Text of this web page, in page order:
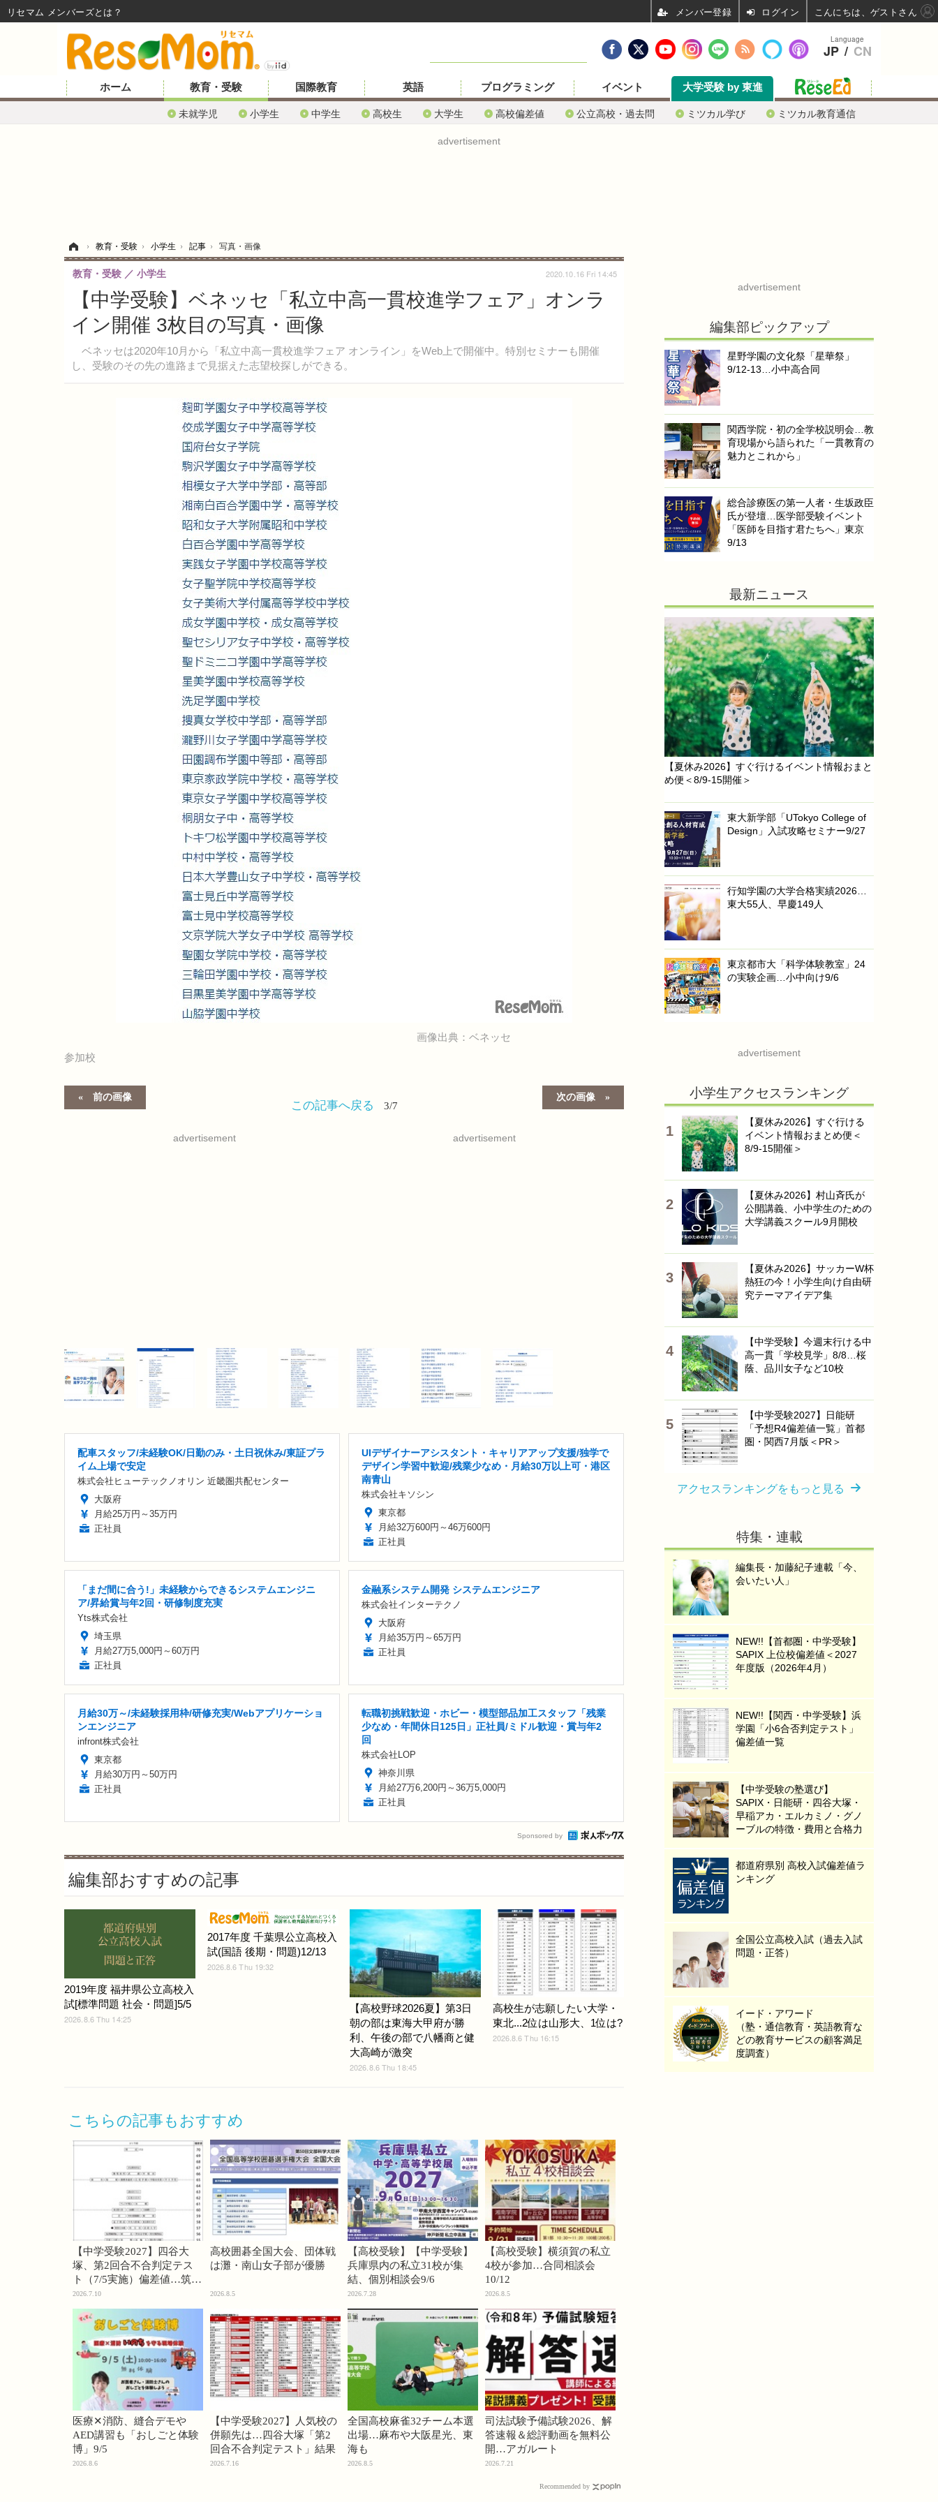
ホーム 教育・受験
未就学児 小学生 中学生 高校生 大学生 高校偏差値 公立高校・過去問 ミツカル学び ミツカル教育通信
国際教育 英語 プログラミング イベント 大学受験 by 東進
advertisement
› 教育・受験 › 小学生 › 記事 › 写真・画像
【中学受験】ベネッセ「私立中高一貫校進学フェア」オンラ
イン開催 3枚目の写真・画像
ベネッセは2020年10月から「私立中高一貫校進学フェア オンライン」をWeb上で開催中。特別セミナーも開催
し、受験のその先の進路まで見据えた志望校探しができる。
教育・受験 小学生 2020.10.16 Fri 14:45
画像出典：ベネッセ
参加校
前の画像 次の画像
この記事へ戻る 3/7
advertisement advertisement
配車スタッフ/未経験OK/日勤のみ・土日祝休み/東証プラ
イム上場で安定
株式会社ヒューテックノオリン 近畿圏共配センター
大阪府
月給25万円～35万円
正社員
UIデザイナーアシスタント・キャリアアップ支援/独学で
デザイン学習中歓迎/残業少なめ・月給30万以上可・港区
南青山
株式会社キソシン
東京都
月給32万600円～46万600円
正社員
「まだ間に合う!」未経験からできるシステムエンジニ
ア/昇給賞与年2回・研修制度充実
Yts株式会社
埼玉県
月給27万5,000円～60万円
正社員
金融系システム開発 システムエンジニア
株式会社インターテクノ
大阪府
月給35万円～65万円
正社員
月給30万～/未経験採用枠/研修充実/Webアプリケーショ
ンエンジニア
infront株式会社
東京都
月給30万円～50万円
正社員
転職初挑戦歓迎・ホビー・模型部品加工スタッフ「残業
少なめ・年間休日125日」正社員/ミドル歓迎・賞与年2
回
株式会社LOP
神奈川県
月給27万6,200円～36万5,000円
正社員
Sponsored by
編集部おすすめの記事
2019年度 福井県公立高校入
試[標準問題 社会・問題]5/5
2026.8.6 Thu 14:25
2017年度 千葉県公立高校入
試(国語 後期・問題)12/13
2026.8.6 Thu 19:32
【高校野球2026夏】第3日
朝の部は東海大甲府が勝
利、午後の部で八幡商と健
大高崎が激突
2026.8.6 Thu 18:45
高校生が志願したい大学・
東北...2位は山形大、1位は?
2026.8.6 Thu 16:15
こちらの記事もおすすめ
【中学受験2027】四谷大
塚、第2回合不合判定テス
ト（7/5実施）偏差値…筑駒
74・桜蔭70＜PR＞
2026.7.10
高校囲碁全国大会、団体戦
は灘・南山女子部が優勝
2026.8.5
【高校受験】【中学受験】
兵庫県内の私立31校が集
結、個別相談会9/6
2026.7.28
【高校受験】横須賀の私立
4校が参加…合同相談会
10/12
2026.8.5
医療✕消防、縫合デモや
AED講習も「おしごと体験
博」9/5
2026.8.6
【中学受験2027】人気校の
併願先は…四谷大塚「第2
回合不合判定テスト」結果
2026.7.16
全国高校麻雀32チーム本選
出場…麻布や大阪星光、東
海も
2026.8.5
司法試験予備試験2026、解
答速報＆総評動画を無料公
開…アガルート
2026.7.21
Recommended by
advertisement
編集部ピックアップ
星野学園の文化祭「星華祭」
9/12-13…小中高合同
関西学院・初の全学校説明会…教
育現場から語られた「一貫教育の
魅力とこれから」
総合診療医の第一人者・生坂政臣
氏が登壇…医学部受験イベント
「医師を目指す君たちへ」東京
9/13
最新ニュース
【夏休み2026】すぐ行けるイベント情報おまと
め便＜8/9-15開催＞
東大新学部「UTokyo College of
Design」入試攻略セミナー9/27
行知学園の大学合格実績2026…
東大55人、早慶149人
東京都市大「科学体験教室」24
の実験企画…小中向け9/6
advertisement
小学生アクセスランキング
【夏休み2026】すぐ行ける
イベント情報おまとめ便＜
8/9-15開催＞
【夏休み2026】村山斉氏が
公開講義、小中学生のための
大学講義スクール9月開校
【夏休み2026】サッカーW杯
熱狂の今！小学生向け自由研
究テーマアイデア集
【中学受験】今週末行ける中
高一貫「学校見学」8/8…桜
蔭、品川女子など10校
【中学受験2027】日能研
「予想R4偏差値一覧」首都
圏・関西7月版＜PR＞
アクセスランキングをもっと見る
特集・連載
編集長・加藤紀子連載「今、
会いたい人」
NEW!!【首都圏・中学受験】
SAPIX 上位校偏差値＜2027
年度版（2026年4月）
NEW!!【関西・中学受験】浜
学園「小6合否判定テスト」
偏差値一覧
【中学受験の塾選び】
SAPIX・日能研・四谷大塚・
早稲アカ・エルカミノ・グノ
ーブルの特徴・費用と合格力
都道府県別 高校入試偏差値ラ
ンキング
全国公立高校入試（過去入試
問題・正答）
イード・アワード
（塾・通信教育・英語教育な
どの教育サービスの顧客満足
度調査）
Language
JP / CN
リセマム メンバーズ ログイン こんにちは、ゲストさん